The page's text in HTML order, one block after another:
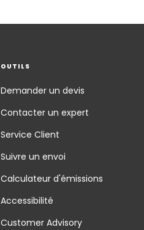
OUTILS
Demander un devis
Contacter un expert
Service Client
Suivre un envoi
Calculateur d'émissions
Accessibilité
Customer Advisory